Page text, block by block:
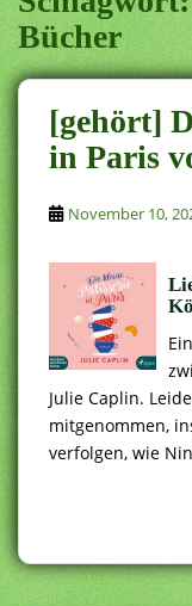
c
o
n
t
e
n
t
Bücher
[gehört]
in Paris
November 10,
Julie Caplin.
mitgenommen,
verfolgen, wie